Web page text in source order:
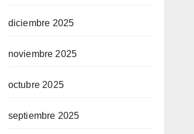
diciembre 2025
noviembre 2025
octubre 2025
septiembre 2025